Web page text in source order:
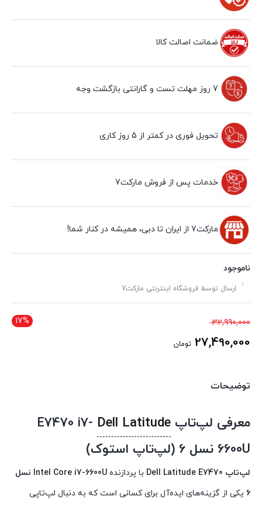
ضمانت اصالت کالا
7 روز مهلت تست و گارانتی بازگشت وجه
تحویل فوری در کمتر از 5 روز کاری
خدمات پس از فروش مارکت7
مارکت7 از ایران تا دبی، همیشه در کنار شما!
ناموجود
ارسال توسط فروشگاه اینترنتی مارکت7
17% 32,990,000قیمت
اصلی
27,490,000 تومان
توضیحات
معرفی لپ‌تاپ Dell Latitude
E7470 i7-
6600U نسل 6
(لپ‌تاپ استوک)
لپ‌تاپ Dell Latitude E7470 با پردازنده
Intel Core i7-6600U نسل
6 یکی از گزینه‌های ایده‌آل برای کسانی است که به دنبال لپ‌تاپی